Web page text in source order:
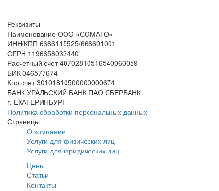
Реквизиты
Наименование ООО «СОМАТО»
ИНН/КПП 6686115525/668601001
ОГРН 1196658033440
Расчетный счет 40702810516540060059
БИК 046577674
Кор.счет 30101810500000000674
БАНК УРАЛЬСКИЙ БАНК ПАО СБЕРБАНК
г. ЕКАТЕРИНБУРГ
Политика обработки персональных данных
Страницы
О компании
Услуги для физических лиц
Услуги для юридических лиц
Цены
Статьи
Контакты